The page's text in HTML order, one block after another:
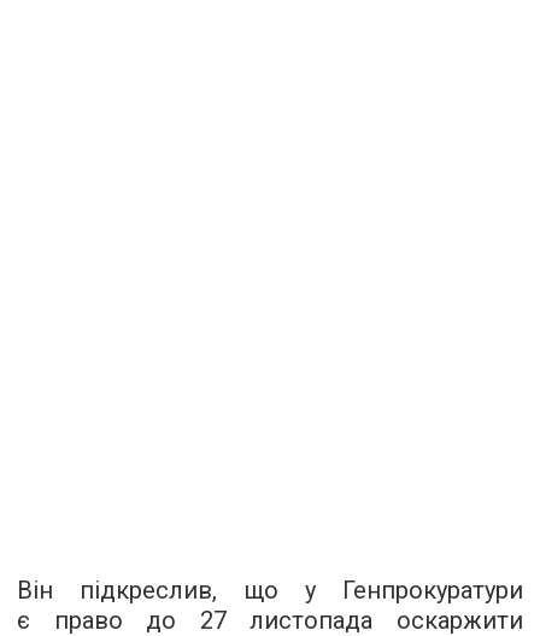
Він підкреслив, що у Генпрокуратури
є право до 27 листопада оскаржити